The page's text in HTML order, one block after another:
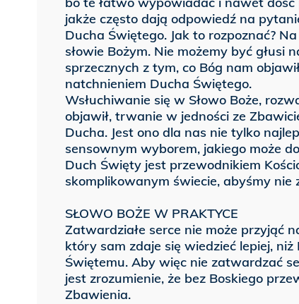
jakże często dają odpowiedź na
Ducha Świętego. Jak to rozpoznać?
słowie Bożym. Nie możemy być głusi
sprzecznych z tym, co Bóg nam
natchnieniem Ducha Świętego.
Wsłuchiwanie się w Słowo Boże,
objawił, trwanie w jedności ze
Ducha. Jest ono dla nas nie tylko
sensownym wyborem, jakiego może
Duch Święty jest przewodnikiem
skomplikowanym świecie, abyśmy
SŁOWO BOŻE W PRAKTYCE
Zatwardziałe serce nie może przyjąć
który sam zdaje się wiedzieć lepiej,
Świętemu. Aby więc nie zatwardzać
jest zrozumienie, że bez Boskiego
Zbawienia.